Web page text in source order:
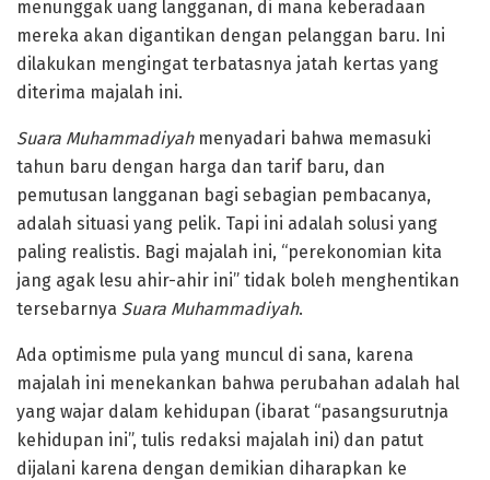
menunggak uang langganan, di mana keberadaan
mereka akan digantikan dengan pelanggan baru. Ini
dilakukan mengingat terbatasnya jatah kertas yang
diterima majalah ini.
Suara Muhammadiyahmenyadari bahwa memasuki
tahun baru dengan harga dan tarif baru, dan
pemutusan langganan bagi sebagian pembacanya,
adalah situasi yang pelik. Tapi ini adalah solusi yang
paling realistis. Bagi majalah ini, “perekonomian kita
jang agak lesu ahir-ahir ini” tidak boleh menghentikan
tersebarnya Suara Muhammadiyah.
Ada optimisme pula yang muncul di sana, karena
majalah ini menekankan bahwa perubahan adalah hal
yang wajar dalam kehidupan (ibarat “pasangsurutnja
kehidupan ini”, tulis redaksi majalah ini) dan patut
dijalani karena dengan demikian diharapkan ke